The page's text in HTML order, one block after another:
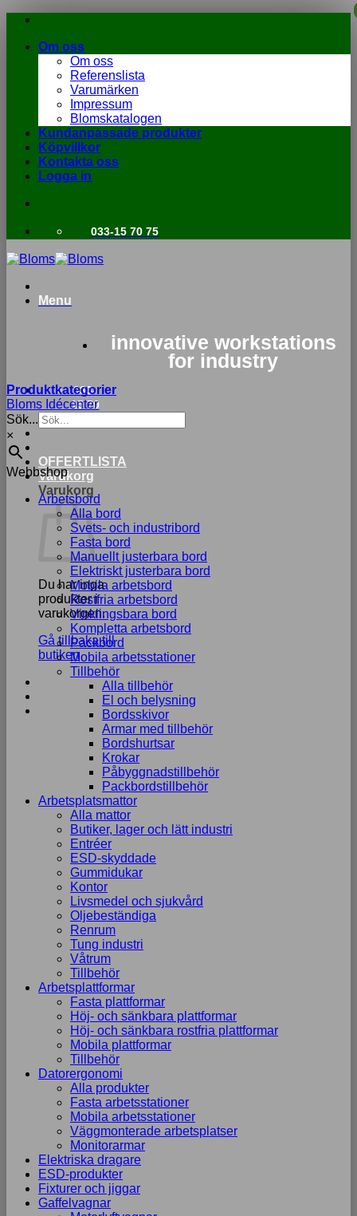
Skip
contentOm oss
Om oss
Referenslista
Varumärken
Impressum
Blomskatalogen
Kundanpassade produkter
Köpvillkor
Kontakta oss
Logga in
033-15 70 75
Menu
innovative workstations
for industry
033-
15 70
OFFERTLISTA
Varukorg
Varukorg
Du har inga
produkter i
varukorgen.
Gå tillbaka till
butiken
Produktkategorier
Bloms Idécenter
Sök...
×
Webbshop
Arbetsbord
Alla bord
Svets- och industribord
Fasta bord
Manuellt justerbara bord
Elektriskt justerbara bord
Mobila arbetsbord
Rostfria arbetsbord
Vinklingsbara bord
Kompletta arbetsbord
Packbord
Mobila arbetsstationer
Tillbehör
Alla tillbehör
El och belysning
Bordsskivor
Armar med tillbehör
Bordshurtsar
Krokar
Påbyggnadstillbehör
Packbordstillbehör
Arbetsplatsmattor
Alla mattor
Butiker, lager och lätt industri
Entréer
ESD-skyddade
Gummidukar
Kontor
Livsmedel och sjukvård
Oljebeständiga
Renrum
Tung industri
Våtrum
Tillbehör
Arbetsplattformar
Fasta plattformar
Höj- och sänkbara plattformar
Höj- och sänkbara rostfria plattformar
Mobila plattformar
Tillbehör
Datorergonomi
Alla produkter
Fasta arbetsstationer
Mobila arbetsstationer
Väggmonterade arbetsplatser
Monitorarmar
Elektriska dragare
ESD-produkter
Fixturer och jiggar
Gaffelvagnar